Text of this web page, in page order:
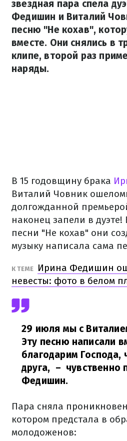
звездная пара спела
Федишин и Виталий
песню "Не кохав",
вместе. Они снялись в
клипе, второй раз
наряды.
В 15 годовщину брака
Виталий Човник
долгожданной
наконец запели в дуэте!
песни "Не кохав" они
музыку написала сама
К ТЕМЕ
Ирина Федишин
невесты: фото в белом
29 июля мы с
Эту песню написали
благодарим Господа,
друга, – чувственно
Федишин.
Пара сняла
котором предстала в
молодоженов: